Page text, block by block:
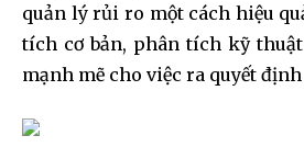
quản lý rủi ro một cách hiệu
tích cơ bản, phân tích kỹ
mạnh mẽ cho việc ra quyết định